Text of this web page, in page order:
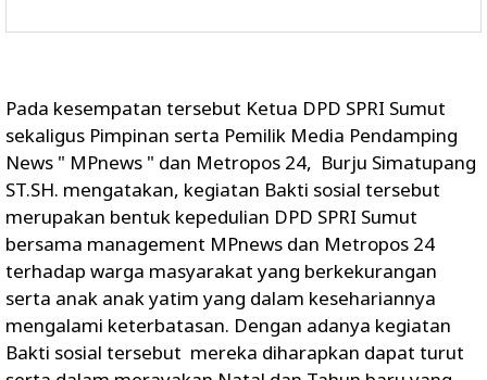
Pada kesempatan tersebut Ketua DPD SPRI Sumut
sekaligus Pimpinan serta Pemilik Media Pendamping
News " MPnews " dan Metropos 24, Burju Simatupang
ST.SH. mengatakan, kegiatan Bakti sosial tersebut
merupakan bentuk kepedulian DPD SPRI Sumut
bersama management MPnews dan Metropos 24
terhadap warga masyarakat yang berkekurangan
serta anak anak yatim yang dalam kesehariannya
mengalami keterbatasan. Dengan adanya kegiatan
Bakti sosial tersebut mereka diharapkan dapat turut